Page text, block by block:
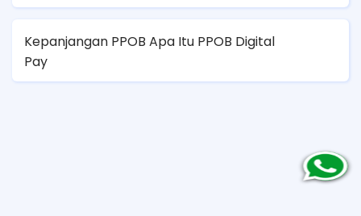
Kepanjangan PPOB Apa Itu PPOB Digital
Pay